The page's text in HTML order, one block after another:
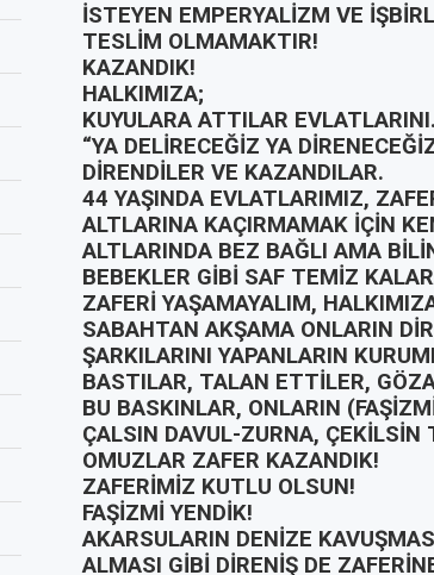
İSTEYEN EMPERYALİZM VE
TESLİM OLMAMAKTIR!
KAZANDIK!
HALKIMIZA;
KUYULARA ATTILAR EVLATLARINI.
“YA DELİRECEĞİZ YA
DİRENDİLER VE KAZANDILAR.
44 YAŞINDA EVLATLARIMIZ,
ALTLARINA KAÇIRMAMAK İÇİN
ALTLARINDA BEZ BAĞLI AMA
BEBEKLER GİBİ SAF TEMİZ
ZAFERİ YAŞAMAYALIM,
SABAHTAN AKŞAMA ONLARIN
ŞARKILARINI YAPANLARIN
BASTILAR, TALAN ETTİLER,
BU BASKINLAR, ONLARIN
ÇALSIN DAVUL-ZURNA,
OMUZLAR ZAFER KAZANDIK!
ZAFERİMİZ KUTLU OLSUN!
FAŞİZMİ YENDİK!
AKARSULARIN DENİZE
ALMASI GİBİ DİRENİŞ DE